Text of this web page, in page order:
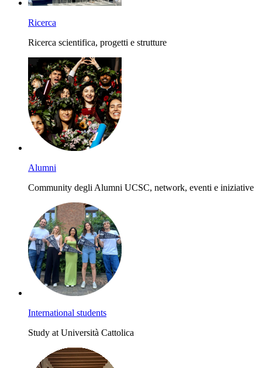
Ricerca
Ricerca scientifica, progetti e strutture
Alumni
Community degli Alumni UCSC, network, eventi e iniziative
International students
Study at Università Cattolica